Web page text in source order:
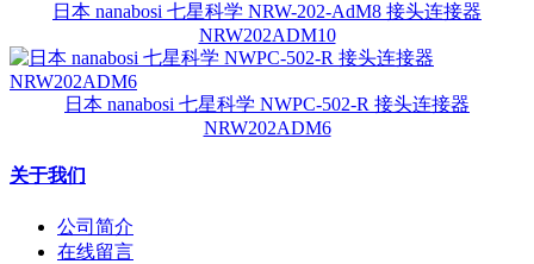
日本 nanabosi 七星科学 NRW-202-AdM8 接头连接器
NRW202ADM10
日本 nanabosi 七星科学 NWPC-502-R 接头连接器
NRW202ADM6
关于我们
公司简介
在线留言